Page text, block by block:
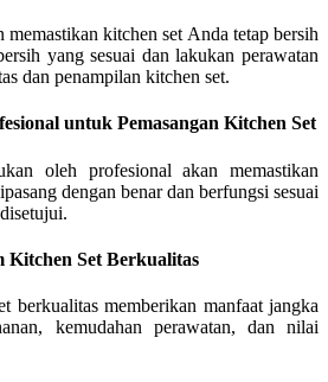
memastikan kitchen set Anda tetap bersih
yang sesuai dan lakukan perawatan
dan penampilan kitchen set.
untuk Pemasangan Kitchen Set
oleh profesional akan memastikan
dengan benar dan berfungsi sesuai
Kitchen Set Berkualitas
berkualitas memberikan manfaat jangka
kemudahan perawatan, dan nilai